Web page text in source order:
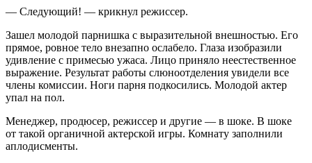
— Следующий! — крикнул режиссер.
Зашел молодой парнишка с выразительной внешностью. Его
прямое, ровное тело внезапно ослабело. Глаза изобразили
удивление с примесью ужаса. Лицо приняло неестественное
выражение. Результат работы слюноотделения увидели все
члены комиссии. Ноги парня подкосились. Молодой актер
упал на пол.
Менеджер, продюсер, режиссер и другие — в шоке. В шоке
от такой органичной актерской игры. Комнату заполнили
аплодисменты.